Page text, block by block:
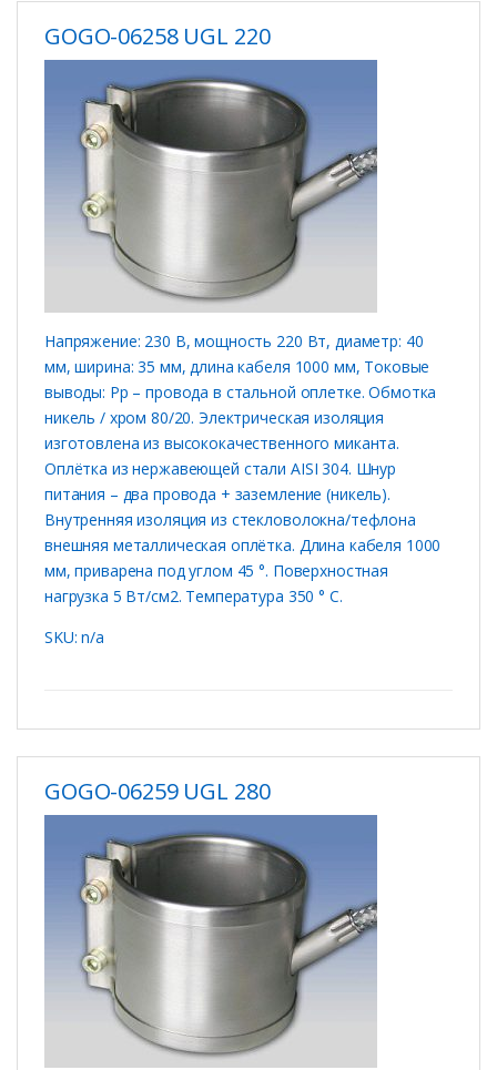
GOGO-06258 UGL 220
Напряжение: 230 В, мощность 220 Вт, диаметр: 40
мм, ширина: 35 мм, длина кабеля 1000 мм, Токовые
выводы: Рр – провода в стальной оплетке. Обмотка
никель / хром 80/20. Электрическая изоляция
изготовлена ​​из высококачественного миканта.
Оплётка из нержавеющей стали AISI 304. Шнур
питания – два провода + заземление (никель).
Внутренняя изоляция из стекловолокна/тефлона
внешняя металлическая оплётка. Длина кабеля 1000
мм, приварена под углом 45 °. Поверхностная
нагрузка 5 Вт/см2. Температура 350 ° C.
SKU: n/a
GOGO-06259 UGL 280